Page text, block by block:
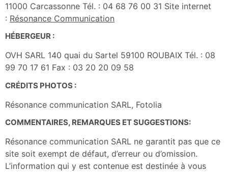
11000 Carcassonne Tél. : 04 68 76 00 31 Site internet
: Résonance Communication
HÉBERGEUR :
OVH SARL 140 quai du Sartel 59100 ROUBAIX Tél. : 08
99 70 17 61 Fax : 03 20 20 09 58
CRÉDITS PHOTOS :
Résonance communication SARL, Fotolia
COMMENTAIRES, REMARQUES ET SUGGESTIONS:
Résonance communication SARL ne garantit pas que ce
site soit exempt de défaut, d’erreur ou d’omission.
L’information qui y est contenue est destinée à vous